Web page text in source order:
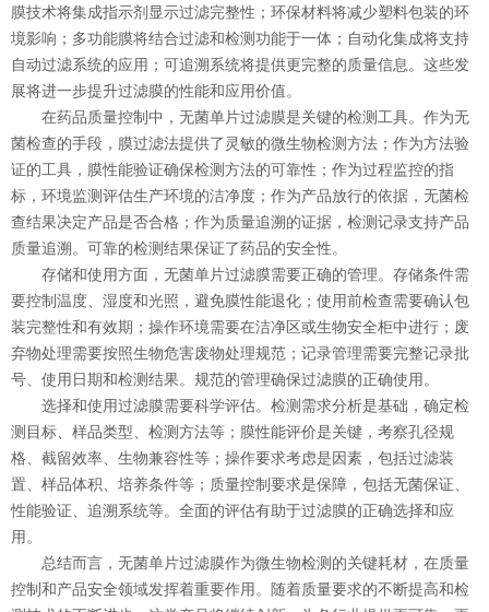
膜技术将集成指示剂显示过滤完整性；环保材料将减少塑料包装的环
境影响；多功能膜将结合过滤和检测功能于一体；自动化集成将支持
自动过滤系统的应用；可追溯系统将提供更完整的质量信息。这些发
展将进一步提升过滤膜的性能和应用价值。
在药品质量控制中，无菌单片过滤膜是关键的检测工具。作为无
菌检查的手段，膜过滤法提供了灵敏的微生物检测方法；作为方法验
证的工具，膜性能验证确保检测方法的可靠性；作为过程监控的指
标，环境监测评估生产环境的洁净度；作为产品放行的依据，无菌检
查结果决定产品是否合格；作为质量追溯的证据，检测记录支持产品
质量追溯。可靠的检测结果保证了药品的安全性。
存储和使用方面，无菌单片过滤膜需要正确的管理。存储条件需
要控制温度、湿度和光照，避免膜性能退化；使用前检查需要确认包
装完整性和有效期；操作环境需要在洁净区或生物安全柜中进行；废
弃物处理需要按照生物危害废物处理规范；记录管理需要完整记录批
号、使用日期和检测结果。规范的管理确保过滤膜的正确使用。
选择和使用过滤膜需要科学评估。检测需求分析是基础，确定检
测目标、样品类型、检测方法等；膜性能评价是关键，考察孔径规
格、截留效率、生物兼容性等；操作要求考虑是因素，包括过滤装
置、样品体积、培养条件等；质量控制要求是保障，包括无菌保证、
性能验证、追溯系统等。全面的评估有助于过滤膜的正确选择和应
用。
总结而言，无菌单片过滤膜作为微生物检测的关键耗材，在质量
控制和产品安全领域发挥着重要作用。随着质量要求的不断提高和检